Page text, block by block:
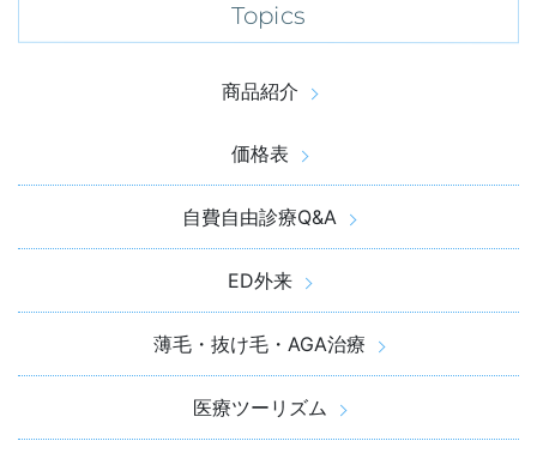
Topics
商品紹介
価格表
自費自由診療Q&A
ED外来
薄毛・抜け毛・AGA治療
医療ツーリズム